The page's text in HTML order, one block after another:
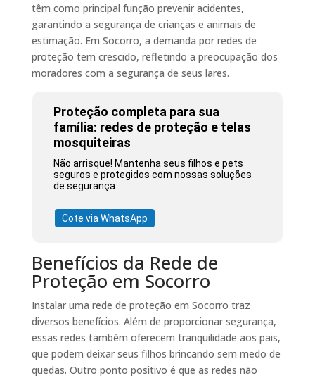
têm como principal função prevenir acidentes,
garantindo a segurança de crianças e animais de
estimação. Em Socorro, a demanda por redes de
proteção tem crescido, refletindo a preocupação dos
moradores com a segurança de seus lares.
Proteção completa para sua
família: redes de proteção e telas
mosquiteiras
Não arrisque! Mantenha seus filhos e pets
seguros e protegidos com nossas soluções
de segurança.
Cote via WhatsApp
Benefícios da Rede de
Proteção em Socorro
Instalar uma rede de proteção em Socorro traz
diversos benefícios. Além de proporcionar segurança,
essas redes também oferecem tranquilidade aos pais,
que podem deixar seus filhos brincando sem medo de
quedas. Outro ponto positivo é que as redes não